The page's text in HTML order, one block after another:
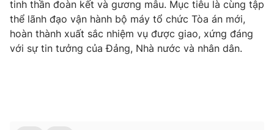
Ðiện thoại Thời báo VTV: 024.66 897 897
Email:toasoan@vtv.vn
Liên hệ quảng cáo:024-7300.7108
tinh thần đoàn kết và gương mẫu. Mục tiêu là cùng tập
thể lãnh đạo vận hành bộ máy tổ chức Tòa án mới,
hoàn thành xuất sắc nhiệm vụ được giao, xứng đáng
với sự tin tưởng của Đảng, Nhà nước và nhân dân.